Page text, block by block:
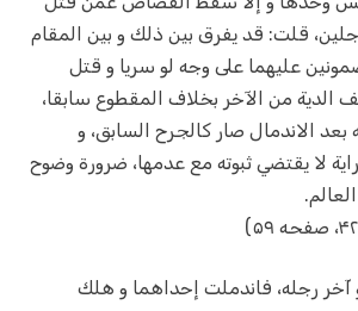
قلت: قد يفرق بين ذلك و بين المقام
عليهما على وجه لو سريا و قتل
من الآخر بخلاف المقطوع سابقا،
بعد الاندمال صار كالجرح السابق، و
لا يقتضي ثبوته مع عدمها، ضرورة وضوح
آخر رجله، فاندملت إحداهما و هلك